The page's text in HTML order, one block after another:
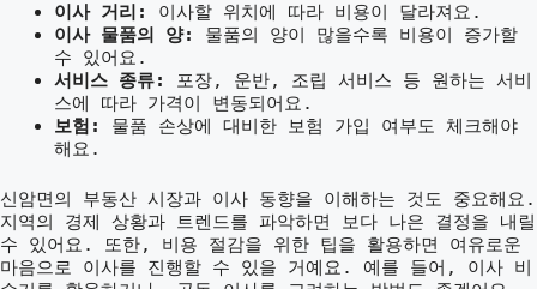
이사 거리:
이사할 위치에 따라 비용이 달라져요.
이사 물품의 양:
물품의 양이 많을수록 비용이 증가할
수 있어요.
서비스 종류:
포장, 운반, 조립 서비스 등 원하는 서비
스에 따라 가격이 변동되어요.
보험:
물품 손상에 대비한 보험 가입 여부도 체크해야
해요.
신암면의 부동산 시장과 이사 동향을 이해하는 것도 중요해요.
지역의 경제 상황과 트렌드를 파악하면 보다 나은 결정을 내릴
수 있어요. 또한, 비용 절감을 위한 팁을 활용하면 여유로운
마음으로 이사를 진행할 수 있을 거예요. 예를 들어, 이사 비